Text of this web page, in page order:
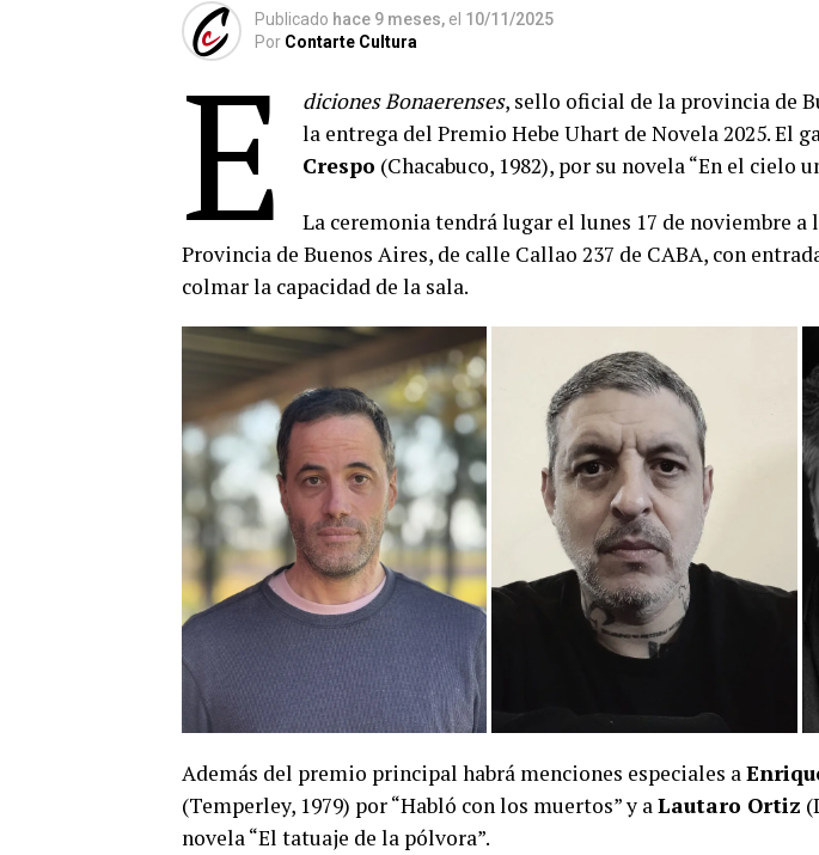
Publicado hace 9 meses, el 10/11/2025
Por Contarte Cultura
E diciones Bonaerenses, sello oficial de la provincia de
la entrega del Premio Hebe Uhart de Novela 2025. El
Crespo (Chacabuco, 1982), por su novela “En el cielo
La ceremonia tendrá lugar el lunes 17 de noviembre a
Provincia de Buenos Aires, de calle Callao 237 de CABA, con
colmar la capacidad de la sala.
Además del premio principal habrá menciones especiales a
(Temperley, 1979) por “Habló con los muertos” y aLautaro Ortiz
novela “El tatuaje de la pólvora”.